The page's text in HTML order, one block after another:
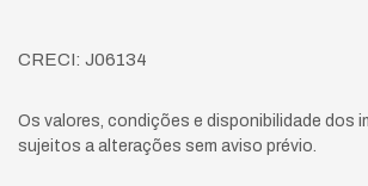
CRECI: J06134
Os valores, condições e disponibilidade dos
sujeitos a alterações sem aviso prévio.